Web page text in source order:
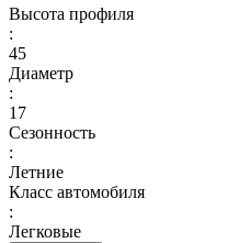
Высота профиля
:
45
Диаметр
:
17
Сезонность
:
Летние
Класс автомобиля
:
Легковые